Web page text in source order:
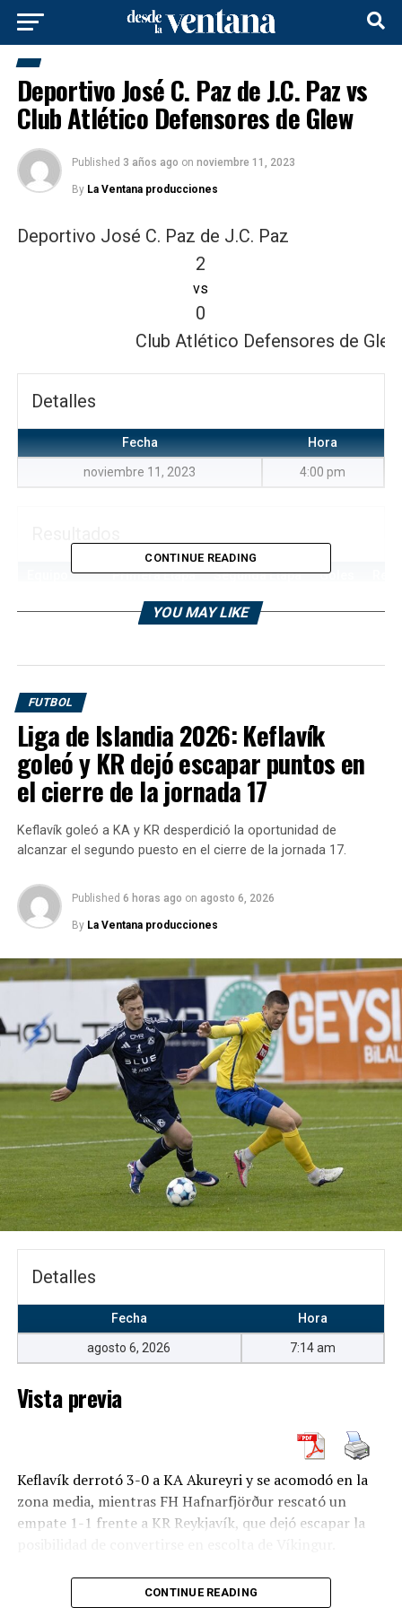
Deportivo José C. Paz de J.C. Paz vs
Club Atlético Defensores de Glew
Published 3 años ago on noviembre 11, 2023
By La Ventana producciones
Deportivo José C. Paz de J.C. Paz
2
vs
0
Club Atlético Defensores de Glew
Detalles
Fecha Hora
noviembre 11, 2023 4:00 pm
Primera Etapa Segunda Etapa Goles
— —
Atlético
Defensores
de Glew
Deportivo José C.
Club Atlético
Glew
RELATED TOPICS:
CONTINUE READING
YOU MAY LIKE
FUTBOL
Liga de Islandia 2026: Keflavík
goleó y KR dejó escapar puntos en
el cierre de la jornada 17
Keflavík goleó a KA y KR desperdició la oportunidad de
alcanzar el segundo puesto en el cierre de la jornada 17.
Published 6 horas ago on agosto 6, 2026
By La Ventana producciones
Detalles
Fecha Hora
agosto 6, 2026 7:14 am
Vista previa
Keflavík derrotó 3-0 a KA Akureyri y se acomodó en la
zona media, mientras FH Hafnarfjörður rescató un
empate 1-1 frente a KR Reykjavík, que dejó escapar la
La jornada 17 de laBesta deild karla 2026se completó
CONTINUE READING